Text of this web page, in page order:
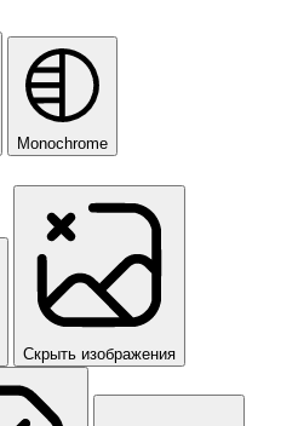
Monochrome
Скрыть изображения